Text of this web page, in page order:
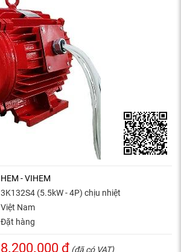
HEM - VIHEM
3K132S4 (5.5kW - 4P) chịu nhiệt
Việt Nam
Đặt hàng
8.200.000 đ (đã có VAT)